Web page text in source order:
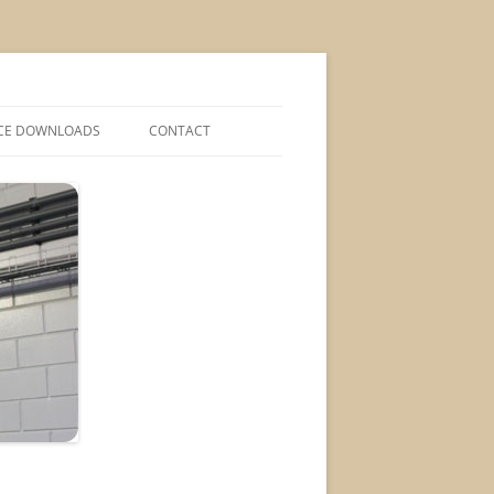
DOWNLOADS CONTACT